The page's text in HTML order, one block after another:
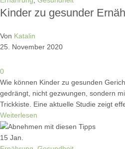
Kinder zu gesunder
Von Katalin
25. November 2020
0
Wie können Kinder zu gesunden
gedrängt, nicht gezwungen, sondern
Trickkiste. Eine aktuelle Studie zeigt
Weiterlesen
15 Jan.